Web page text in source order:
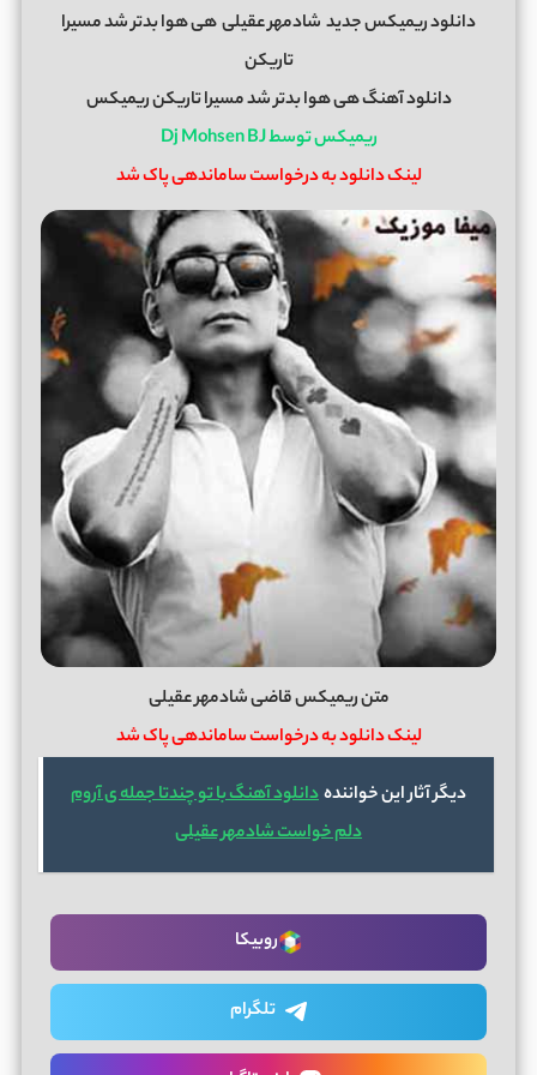
دانلود ریمیکس جدید شادمهر عقیلیهی هوا بدتر شد مسیرا
تاریکن
دانلود آهنگ هی هوا بدتر شد مسیرا تاریکن ریمیکس
ریمیکس توسط Dj Mohsen BJ
لینک دانلود به درخواست ساماندهی پاک شد
متن ریمیکس قاضی شادمهر عقیلی
لینک دانلود به درخواست ساماندهی پاک شد
دیگر آثار این خوانندهدانلود آهنگ با تو چندتا جمله ی آروم
دلم خواست شادمهر عقیلی
روبیکا
تلگرام